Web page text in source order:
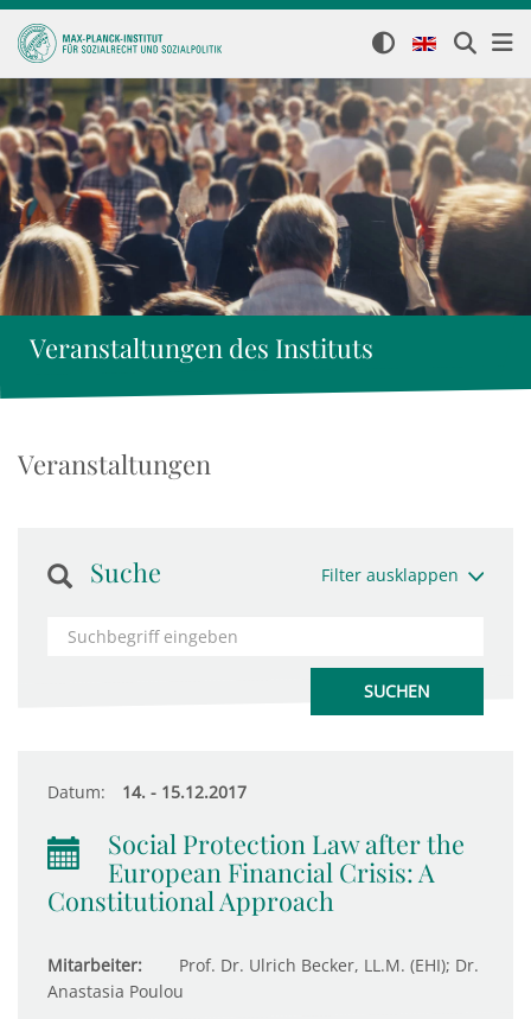
Veranstaltungen des Instituts
Veranstaltungen
Suche Filter ausklappen
Datum: 14. - 15.12.2017
Social Protection Law after the
European Financial Crisis: A
Constitutional Approach
Mitarbeiter:
Prof. Dr. Ulrich Becker, LL.M. (EHI); Dr.
Anastasia Poulou